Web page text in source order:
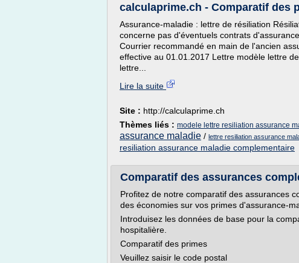
calculaprime.ch - Comparatif des
Assurance-maladie : lettre de résiliation
concerne pas d'éventuels contrats
Courrier recommandé en main de l'ancien
effective au 01.01.2017 Lettre modèle lettre
lettre...
Lire la suite
Site : http://calculaprime.ch
Thèmes liés : modele lettre resiliation assurance
assurance maladie / lettre resiliation assurance
resiliation assurance maladie complementaire
Comparatif des assurances
Profitez de notre comparatif des assurances
des économies sur vos primes d'assurance-
Introduisez les données de base pour la
hospitalière.
Comparatif des primes
Veuillez saisir le code postal